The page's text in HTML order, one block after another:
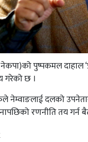
पुष्पकमल
गरेको छ ।
नेम्वाङलाई दलको
रणनीति तय गर्न